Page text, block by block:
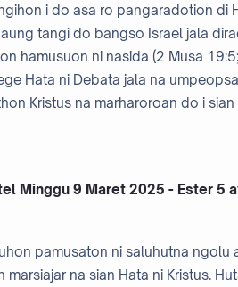
i do asa ro pangaradotion di
tangi do bangso Israel jala
hamusuon ni nasida (2 Musa
Hata ni Debata jala na
Kristus na marharoroan do i
Minggu 9 Maret 2025 - Ester 5
pamusaton ni saluhutna ngolu
na sian Hata ni Kristus.